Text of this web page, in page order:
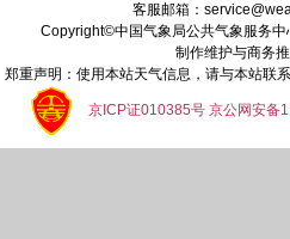
客服邮箱：
Copyright©中国气象局公共气象服务
制作维护与商务
郑重声明：使用本站天气信息，请与本站联
京ICP证010385号 京公网安备